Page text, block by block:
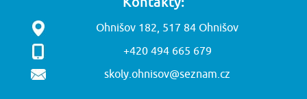
Ohnišov 182, 517 84 Ohnišov
+420 494 665 679
skoly.ohnisov@seznam.cz